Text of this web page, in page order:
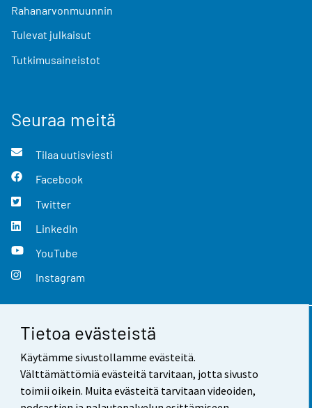
Tietoa evästeistä
Käytämme sivustollamme evästeitä.
Välttämättömiä evästeitä tarvitaan, jotta sivusto
toimii oikein. Muita evästeitä tarvitaan videoiden,
Rahanarvonmuunnin
Tulevat julkaisut
Tutkimusaineistot
Seuraa meitä
Tilaa uutisviesti
Facebook
Twitter
LinkedIn
YouTube
Instagram
Yhteystiedot
Palaute
Käyttöehdot